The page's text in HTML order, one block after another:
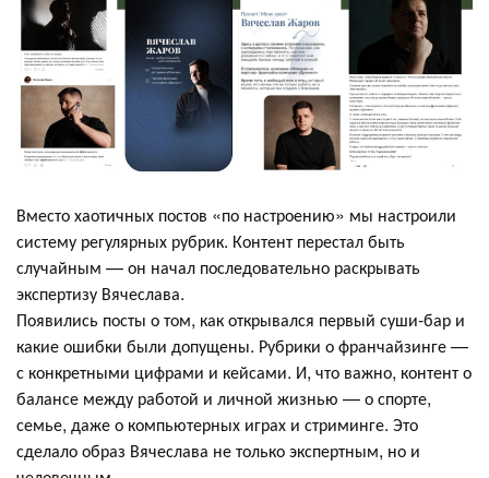
Вместо хаотичных постов «по настроению» мы настроили
систему регулярных рубрик. Контент перестал быть
случайным — он начал последовательно раскрывать
экспертизу Вячеслава.
Появились посты о том, как открывался первый суши-бар и
какие ошибки были допущены. Рубрики о франчайзинге —
с конкретными цифрами и кейсами. И, что важно, контент о
балансе между работой и личной жизнью — о спорте,
семье, даже о компьютерных играх и стриминге. Это
сделало образ Вячеслава не только экспертным, но и